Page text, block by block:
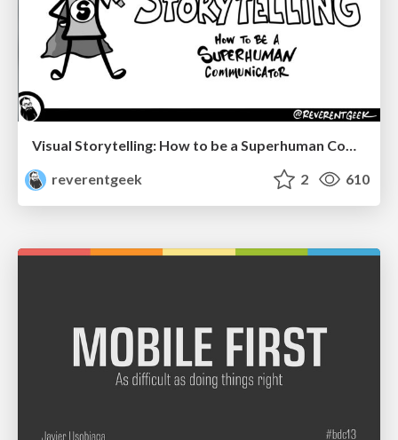
Visual Storytelling: How to be a Superhuman Communicator
reverentgeek
2 610